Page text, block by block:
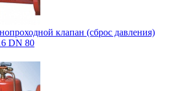
клапан (сброс давления)
DN 80